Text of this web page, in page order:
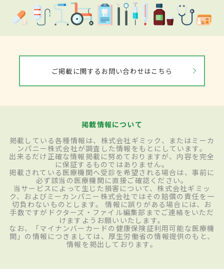
ご掲載に関するお問い合わせはこちら
掲載情報について
掲載している各種情報は、株式会社ギミック、またはミーカ
ンパニー株式会社が調査した情報をもとにしています。
出来るだけ正確な情報掲載に努めておりますが、内容を完全
に保証するものではありません。
掲載されている医療機関へ受診を希望される場合は、事前に
必ず該当の医療機関に直接ご確認ください。
当サービスによって生じた損害について、株式会社ギミッ
ク、およびミーカンパニー株式会社ではその賠償の責任を一
切負わないものとします。 情報に誤りがある場合には、お
手数ですがドクターズ・ファイル編集部までご連絡をいただ
けますようお願いいたします。
なお、「マイナンバーカードの健康保険証利用可能な医療機
関」の情報につきましては、厚生労働省の情報提供のもと、
情報を掲出しております。